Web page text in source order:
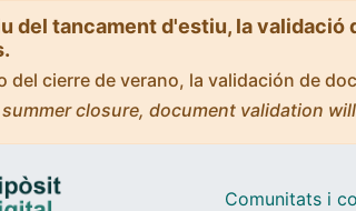
del tancament d'estiu, la
del cierre de verano, la validación de
closure, document validation
Comunitats i